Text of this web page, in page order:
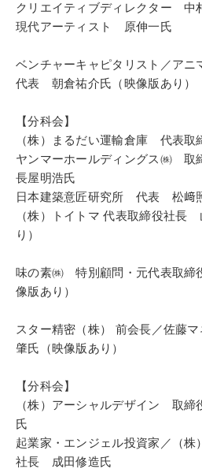
クリエイティブディレクター 中
現代アーティスト 原伸一氏
ベンチャーキャピタリスト／アニ
代表 朝倉祐介氏（映像版あり）
【分科会】
（株）まるだい運輸倉庫 代表
ヤンマーホールディングス㈱ 取
長屋明浩氏
日本建築意匠研究所 代表 松﨑
（株）トイトマ 代表取締役社長
り）
味の素㈱ 特別顧問・元代表取
像版あり）
スター精密（株） 前会長／佐藤
肇氏（映像版あり）
【分科会】
（株）アーシャルデザイン 取
氏
起業家・エンジェル投資家／（株
社長 成田修造氏